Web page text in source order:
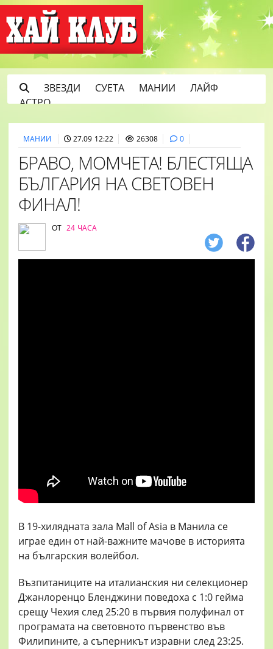
ЗВЕЗДИ СУЕТА МАНИИ
ЛАЙФ
АСТРО
МАНИИ 27.09 12:22 26308 0
БРАВО, МОМЧЕТА! БЛЕСТЯЩА
БЪЛГАРИЯ НА СВЕТОВЕН
ФИНАЛ!
ОТ 24 ЧАСА
В 19-хилядната зала Mall of Asia в Манила се
играе един от най-важните мачове в историята
на българския волейбол.
Възпитаниците на италианския ни селекционер
Джанлоренцо Бленджини поведоха с 1:0 гейма
срещу Чехия след 25:20 в първия полуфинал от
програмата на световното първенство във
Филипините, а съперникът изравни след 23:25.